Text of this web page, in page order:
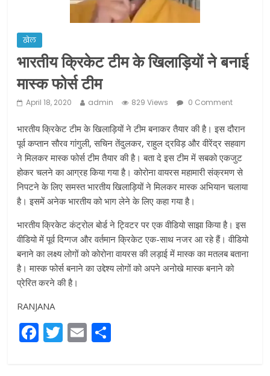
खोलने की मिली इजाजत: गृह मंत्रालय
दो हफ्ते के लिए बढ़ाया लॉकडाउन: गृह मंत्रालय
खेल
भारतीय क्रिकेट टीम के खिलाड़ियों ने बनाई
मास्क फोर्स टीम
April 18, 2020 admin 829 Views 0 Comment
भारतीय क्रिकेट टीम के खिलाड़ियों ने टीम बनाकर तैयार की है। इस दौरान
पूर्व कप्तान सौरव गांगुली, सचिन तेंदुलकर, राहुल द्रविड़ और वीरेंद्र सहवाग
ने मिलकर मास्क फोर्स टीम तैयार की है। बता दे इस टीम में सबको एकजुट
होकर चलने का आग्रह किया गया है। कोरोना वायरस महामारी संक्रमण से
निपटने के लिए समस्त भारतीय खिलाड़ियों ने मिलकर मास्क अभियान चलाया
है। इसमें अनेक भारतीय को भाग लेने के लिए कहा गया है।
भारतीय क्रिकेट कंट्रोल बोर्ड ने ट्विटर पर एक वीडियो साझा किया है। इस
वीडियो में पूर्व दिग्गज और वर्तमान क्रिकेट एक-साथ नजर आ रहे हैं। वीडियो
बनाने का लक्ष्य लोगों को कोरोना वायरस की लड़ाई में मास्क का मतलब बताना
है। मास्क फोर्स बनाने का उद्देश्य लोगों को अपने अनोखे मास्क बनाने को
प्रेरित करने की है।
RANJANA
F
a
T
w
E
m